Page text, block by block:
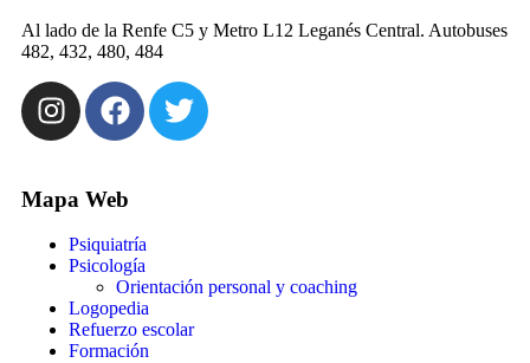
Al lado de la Renfe C5 y Metro L12 Leganés Central. Autobuses
482, 432, 480, 484
Mapa Web
Psiquiatría
Psicología
Orientación personal y coaching
Logopedia
Refuerzo escolar
Formación